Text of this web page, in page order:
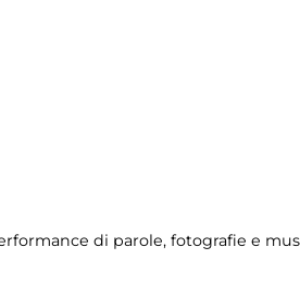
di parole, fotografie e